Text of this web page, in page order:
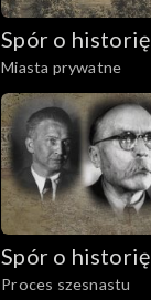
Spór o historię
Miasta prywatne
Spór o historię
Proces szesnastu